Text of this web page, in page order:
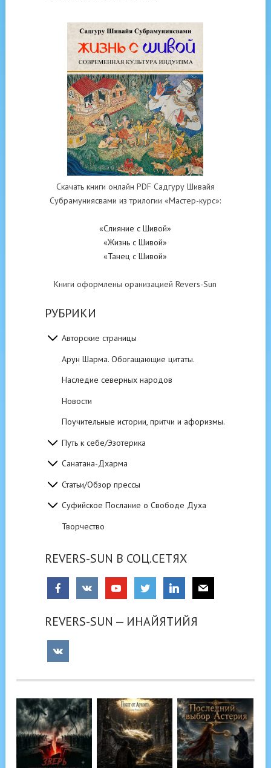
Скачать книги онлайн PDF Садгуру Шивайя
Субрамуниясвами из трилогии «Мастер-курс»:
«Слияние с Шивой»
«Жизнь с Шивой»
«Танец с Шивой»
Книги оформлены оранизацией Revers-Sun
РУБРИКИ
Авторские страницы
Арун Шарма. Обогащающие цитаты.
Наследие северных народов
Новости
Поучительные истории, притчи и афоризмы.
Путь к себе/Эзотерика
Санатана-Дхарма
Статьи/Обзор прессы
Суфийское Послание о Свободе Духа
Творчество
REVERS-SUN В СОЦ.СЕТЯХ
REVERS-SUN — ИНАЙЯТИЙЯ